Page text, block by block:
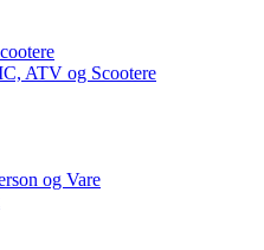
ATV og Scootere
og Vare